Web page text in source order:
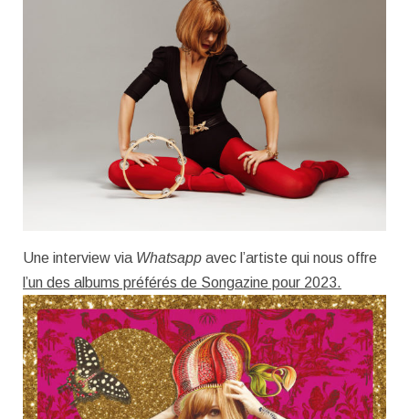
Une interview via Whatsapp avec l’artiste qui nous offre
l’un des albums préférés de Songazine pour 2023.